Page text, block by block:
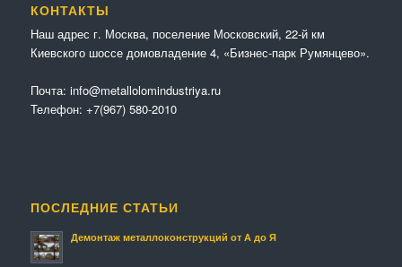
КОНТАКТЫ
Наш адрес г. Москва, поселение Московский, 22-й км
Киевского шоссе домовладение 4, «Бизнес-парк Румянцево».
Почта: info@metallolomindustriya.ru
Телефон: +7(967) 580-2010
ПОСЛЕДНИЕ СТАТЬИ
Демонтаж металлоконструкций от А до Я